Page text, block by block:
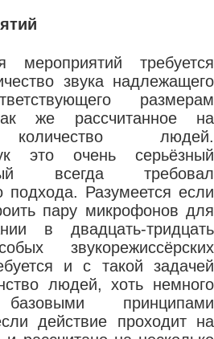
требуется
звука надлежащего
размерам
же рассчитанное на
количество людей.
это очень серьёзный
всегда требовал
подхода. Разумеется если
пару микрофонов для
в двадцать-тридцать
звукорежиссёрских
и с такой задачей
людей, хоть немного
принципами
действие проходит на